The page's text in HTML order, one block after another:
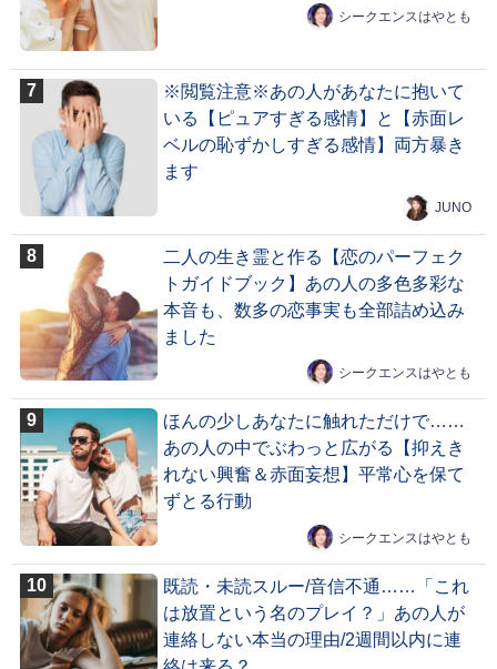
シークエンスはやとも
※閲覧注意※あの人があなたに抱いて
いる【ピュアすぎる感情】と【赤面レ
ベルの恥ずかしすぎる感情】両方暴き
ます
JUNO
二人の生き霊と作る【恋のパーフェク
トガイドブック】あの人の多色多彩な
本音も、数多の恋事実も全部詰め込み
ました
シークエンスはやとも
ほんの少しあなたに触れただけで……
あの人の中でぶわっと広がる【抑えき
れない興奮＆赤面妄想】平常心を保て
ずとる行動
シークエンスはやとも
既読・未読スルー/音信不通……「これ
は放置という名のプレイ？」あの人が
連絡しない本当の理由/2週間以内に連